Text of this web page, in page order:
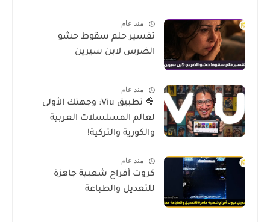
منذ عام
تفسير حلم سقوط حشو
الضرس لابن سيرين
منذ عام
🍿 تطبيق Viu: وجهتك الأولى
لعالم المسلسلات العربية
والكورية والتركية!
منذ عام
كروت أفراح شعبية جاهزة
للتعديل والطباعة